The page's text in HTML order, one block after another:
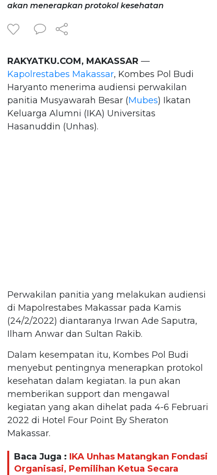
akan menerapkan protokol kesehatan
RAKYATKU.COM, MAKASSAR —
Kapolrestabes Makassar, Kombes Pol Budi
Haryanto menerima audiensi perwakilan
panitia Musyawarah Besar (Mubes) Ikatan
Keluarga Alumni (IKA) Universitas
Hasanuddin (Unhas).
Perwakilan panitia yang melakukan audiensi
di Mapolrestabes Makassar pada Kamis
(24/2/2022) diantaranya Irwan Ade Saputra,
Ilham Anwar dan Sultan Rakib.
Dalam kesempatan itu, Kombes Pol Budi
menyebut pentingnya menerapkan protokol
kesehatan dalam kegiatan. Ia pun akan
memberikan support dan mengawal
kegiatan yang akan dihelat pada 4-6 Februari
2022 di Hotel Four Point By Sheraton
Makassar.
Baca Juga : IKA Unhas Matangkan Fondasi
Organisasi, Pemilihan Ketua Secara